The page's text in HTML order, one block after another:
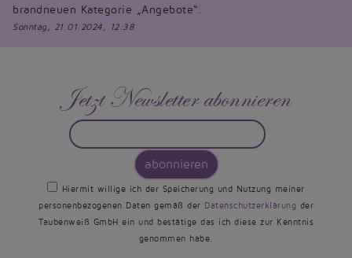
brandneuen Kategorie „Angebote“.
Sonntag, 21.01.2024, 12:38
Jetzt Newsletter abonnieren
abonnieren
Hiermit willige ich der Speicherung und Nutzung meiner
personenbezogenen Daten gemäß der Datenschutzerklärung der
Taubenweiß GmbH ein und bestätige das ich diese zur Kenntnis
genommen habe.